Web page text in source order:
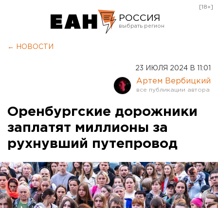
РОССИЯ
Курган
Оренбург
[18+]
← НОВОСТИ
23 ИЮЛЯ 2024 В 11:01
Артем Вербицкий
Оренбургские дорожники
заплатят миллионы за
рухнувший путепровод